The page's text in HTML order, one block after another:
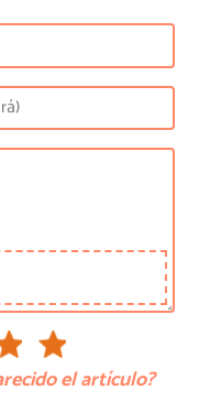
el artículo?